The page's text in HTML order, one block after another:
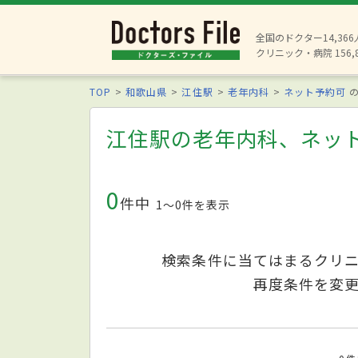
全国のドクター14,366
クリニック・病院
TOP 和歌山県 江住駅 老年内科 ネット予約可
江住駅の老年内科、ネッ
0件中 1〜0件を表示
検索条件に当てはまるクリ
再度条件を変